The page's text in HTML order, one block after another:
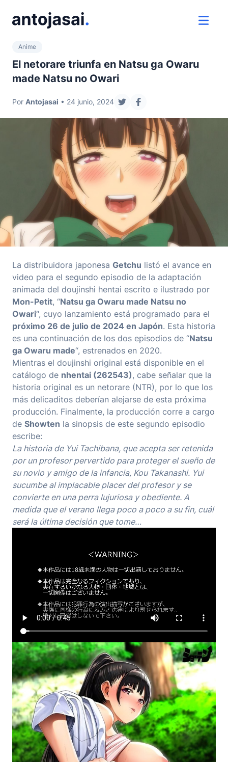
ver
Anime
El netorare triunfa en Natsu ga Owaru
made Natsu no Owari
Por Antojasai • 24 junio, 2024
compartir en twitter
compartir en facebook
La distribuidora japonesa Getchu listó el avance en
video para el segundo episodio de la adaptación
animada del doujinshi hentai escrito e ilustrado por
Mon-Petit, “Natsu ga Owaru made Natsu no
Owari“, cuyo lanzamiento está programado para el
próximo 26 de julio de 2024 en Japón. Esta historia
es una continuación de los dos episodios de “Natsu
ga Owaru made“, estrenados en 2020.
Mientras el doujinshi original está disponible en el
catálogo de nhentai (262543), cabe señalar que la
historia original es un netorare (NTR), por lo que los
más delicaditos deberían alejarse de esta próxima
producción. Finalmente, la producción corre a cargo
de Showten la sinopsis de este segundo episodio
escribe:
La historia de Yui Tachibana, que acepta ser retenida
por un profesor pervertido para proteger el sueño de
su novio y amigo de la infancia, Kou Takanashi. Yui
sucumbe al implacable placer del profesor y se
convierte en una perra lujuriosa y obediente. A
medida que el verano llega poco a poco a su fin, cuál
será la última decisión que tome…